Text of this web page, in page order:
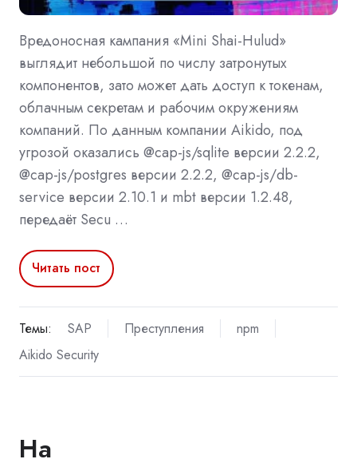
Вредоносная кампания «Mini Shai-Hulud»
выглядит небольшой по числу затронутых
компонентов, зато может дать доступ к токенам,
облачным секретам и рабочим окружениям
компаний. По данным компании Aikido, под
угрозой оказались @cap-js/sqlite версии 2.2.2,
@cap-js/postgres версии 2.2.2, @cap-js/db-
service версии 2.10.1 и mbt версии 1.2.48,
передаёт Secu …
Читать пост
Темы: SAP Преступления
npm
Aikido Security
На